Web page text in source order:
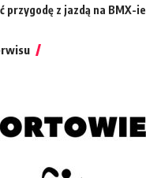
przygodę z jazdą na BMX-ie